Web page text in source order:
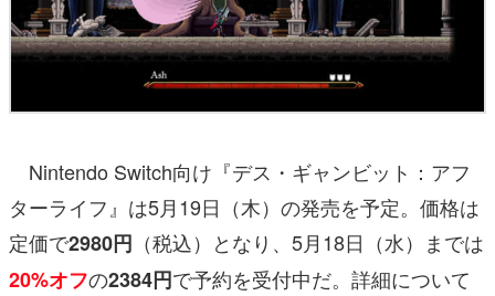
Nintendo Switch向け『デス・ギャンビット：アフ
ターライフ』は5月19日（木）の発売を予定。価格は
定価で2980円 （税込）となり、5月18日（水）までは
20%オフの2384円で予約を受付中だ。詳細について